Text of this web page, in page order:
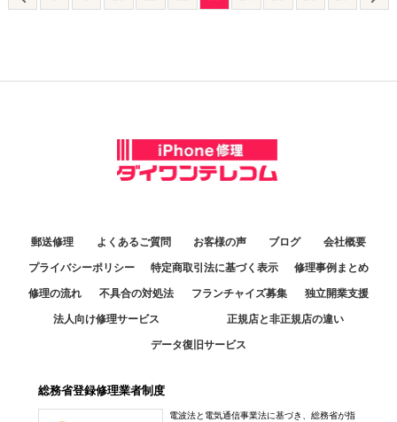
郵送修理 よくあるご質問 お客様の声 ブログ 会社概要
プライバシーポリシー 特定商取引法に基づく表示 修理事例まとめ
修理の流れ 不具合の対処法 フランチャイズ募集 独立開業支援
法人向け修理サービス 正規店と非正規店の違い
データ復旧サービス
総務省登録修理業者制度
電波法と電気通信事業法に基づき、総務省が指